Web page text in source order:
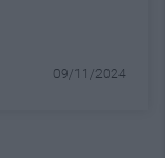
09/11/2024